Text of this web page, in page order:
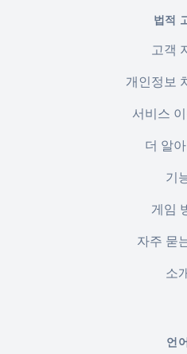
법적
고객
개인정보
서비스
더 알
기
게임
자주 묻
소
언